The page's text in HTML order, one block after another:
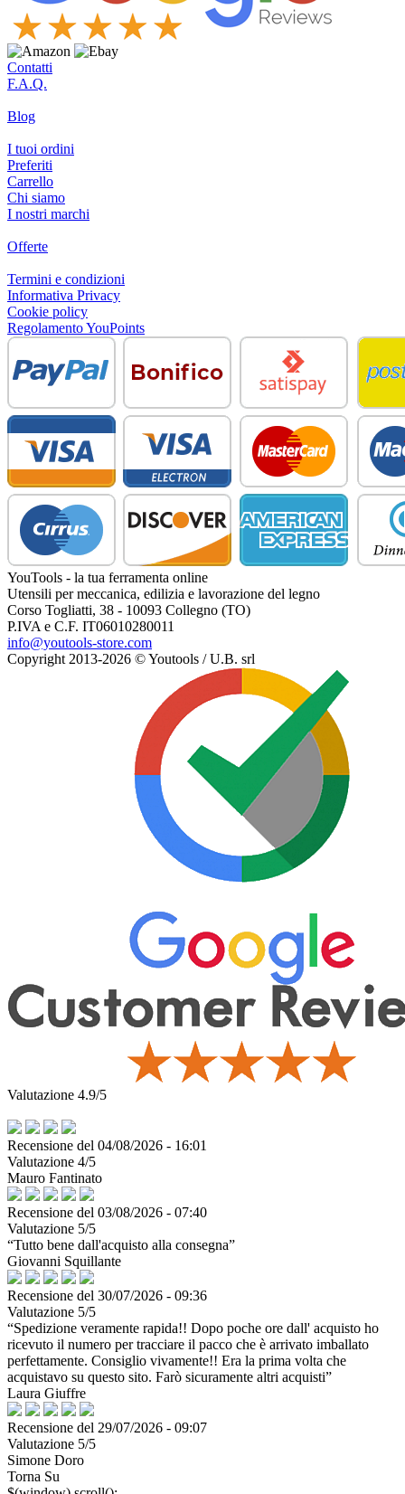
Contatti
F.A.Q.
Blog
I tuoi ordini
Preferiti
Carrello
Chi siamo
I nostri marchi
Offerte
Termini e condizioni
Informativa Privacy
Cookie policy
Regolamento YouPoints
YouTools - la tua ferramenta online
Utensili per meccanica, edilizia e lavorazione del legno
Corso Togliatti, 38 - 10093 Collegno (TO)
P.IVA e C.F. IT06010280011
info@youtools-store.com
Copyright 2013-2026 © Youtools / U.B. srl
Valutazione 4.9/5
Recensione del 04/08/2026 - 16:01
Valutazione 4/5
Mauro Fantinato
Recensione del 03/08/2026 - 07:40
Valutazione 5/5
“Tutto bene dall'acquisto alla consegna”
Giovanni Squillante
Recensione del 30/07/2026 - 09:36
Valutazione 5/5
“Spedizione veramente rapida!! Dopo poche ore dall' acquisto ho
ricevuto il numero per tracciare il pacco che è arrivato imballato
perfettamente. Consiglio vivamente!! Era la prima volta che
acquistavo su questo sito. Farò sicuramente altri acquisti”
Laura Giuffre
Recensione del 29/07/2026 - 09:07
Valutazione 5/5
Simone Doro
Torna Su